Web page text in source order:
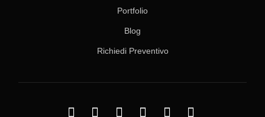
Portfolio
Blog
Richiedi Preventivo